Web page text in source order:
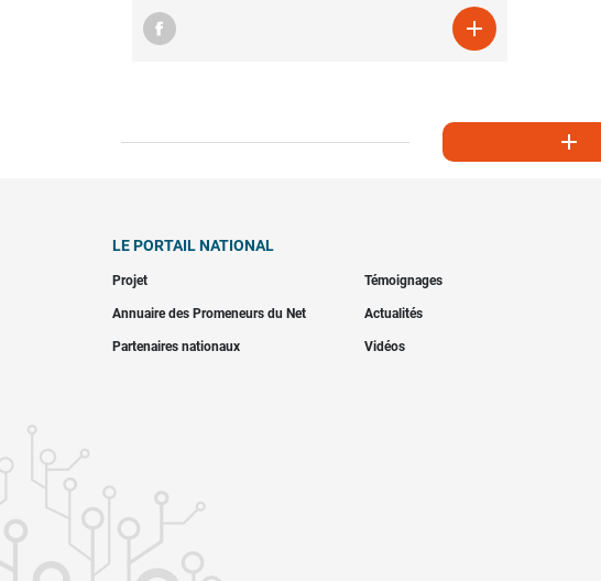


LE PORTAIL NATIONAL
Projet Témoignages
Annuaire des Promeneurs du Net Actualités
Partenaires nationaux Vidéos